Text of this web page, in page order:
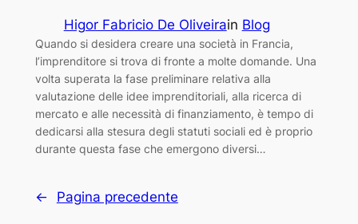
Higor Fabricio De Oliveirain Blog
Quando si desidera creare una società in Francia,
l’imprenditore si trova di fronte a molte domande. Una
volta superata la fase preliminare relativa alla
valutazione delle idee imprenditoriali, alla ricerca di
mercato e alle necessità di finanziamento, è tempo di
dedicarsi alla stesura degli statuti sociali ed è proprio
durante questa fase che emergono diversi…
← Pagina precedente